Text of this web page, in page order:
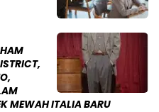
MEWAH ITALIA BARU